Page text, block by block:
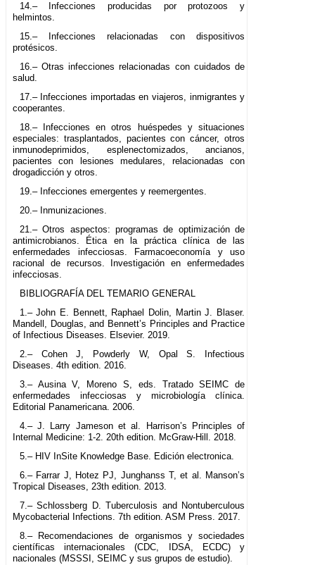
14.– Infecciones producidas por protozoos y
helmintos.
15.– Infecciones relacionadas con dispositivos
protésicos.
16.– Otras infecciones relacionadas con cuidados de
salud.
17.– Infecciones importadas en viajeros, inmigrantes y
cooperantes.
18.– Infecciones en otros huéspedes y situaciones
especiales: trasplantados, pacientes con cáncer, otros
inmunodeprimidos, esplenectomizados, ancianos,
pacientes con lesiones medulares, relacionadas con
drogadicción y otros.
19.– Infecciones emergentes y reemergentes.
20.– Inmunizaciones.
21.– Otros aspectos: programas de optimización de
antimicrobianos. Ética en la práctica clínica de las
enfermedades infecciosas. Farmacoeconomía y uso
racional de recursos. Investigación en enfermedades
infecciosas.
BIBLIOGRAFÍA DEL TEMARIO GENERAL
1.– John E. Bennett, Raphael Dolin, Martin J. Blaser.
Mandell, Douglas, and Bennett’s Principles and Practice
of Infectious Diseases. Elsevier. 2019.
2.– Cohen J, Powderly W, Opal S. Infectious
Diseases. 4th edition. 2016.
3.– Ausina V, Moreno S, eds. Tratado SEIMC de
enfermedades infecciosas y microbiología clínica.
Editorial Panamericana. 2006.
4.– J. Larry Jameson et al. Harrison’s Principles of
Internal Medicine: 1-2. 20th edition. McGraw-Hill. 2018.
5.– HIV InSite Knowledge Base. Edición electronica.
6.– Farrar J, Hotez PJ, Junghanss T, et al. Manson’s
Tropical Diseases, 23th edition. 2013.
7.– Schlossberg D. Tuberculosis and Nontuberculous
Mycobacterial Infections. 7th edition. ASM Press. 2017.
8.– Recomendaciones de organismos y sociedades
científicas internacionales (CDC, IDSA, ECDC) y
nacionales (MSSSI, SEIMC y sus grupos de estudio).